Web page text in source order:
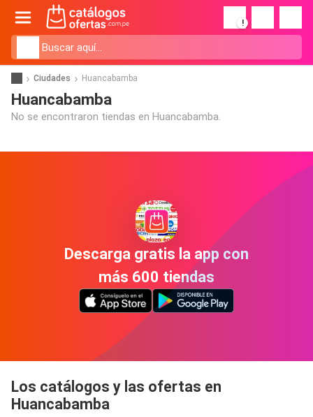
!
Ciudades Huancabamba
Huancabamba
No se encontraron tiendas en Huancabamba.
Descarga gratis la app con
más 600 tiendas
Los catálogos y las ofertas en
Huancabamba